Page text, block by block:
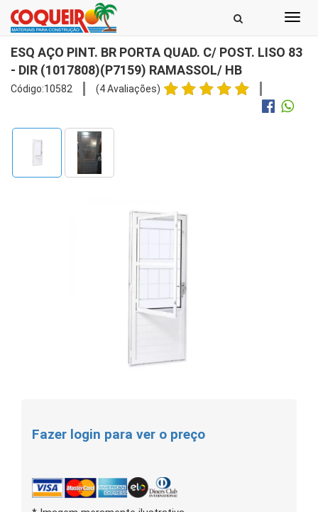
ESQ AÇO PINT. BR PORTA QUAD. C/ POST. LISO 83
- DIR (1017808)(P7159) RAMASSOL/ HB
Código:10582 (4 Avaliações)
Fazer login para ver o preço